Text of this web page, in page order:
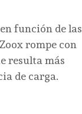
función de las
rompe con
resulta más
de carga.